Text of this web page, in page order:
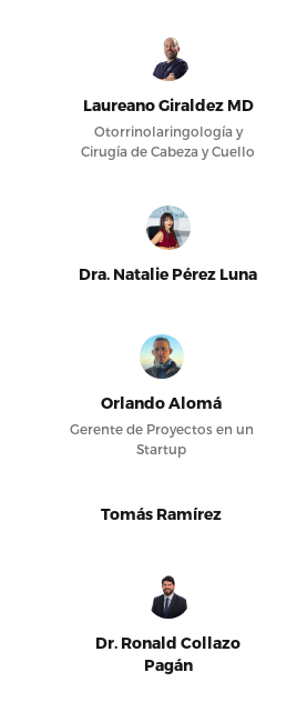
Laureano Giraldez MD
Otorrinolaringología y
Cirugía de Cabeza y Cuello
Dra. Natalie Pérez Luna
Orlando Alomá
Gerente de Proyectos en un
Startup
Tomás Ramírez
Dr. Ronald Collazo
Pagán